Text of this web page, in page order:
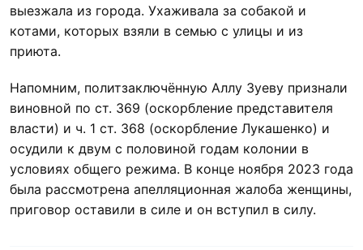
выезжала из города. Ухаживала за собакой и
котами, которых взяли в семью с улицы и из
приюта.
Напомним, политзаключённую Аллу Зуеву признали
виновной по ст. 369 (оскорбление представителя
власти) и ч. 1 ст. 368 (оскорбление Лукашенко) и
осудили к двум с половиной годам колонии в
условиях общего режима. В конце ноября 2023 года
была рассмотрена апелляционная жалоба женщины,
приговор оставили в силе и он вступил в силу.